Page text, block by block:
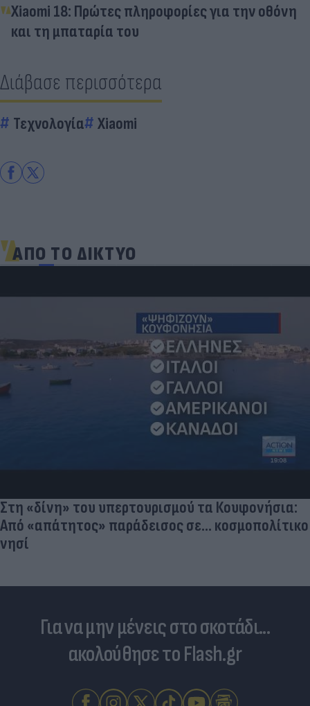
Xiaomi 18: Πρώτες πληροφορίες για την οθόνη
και τη μπαταρία του
Διάβασε περισσότερα
Τεχνολογία Xiaomi
ΑΠΟ ΤΟ ΔΙΚΤΥΟ
Στη «δίνη» του υπερτουρισμού τα Κουφονήσια:
Από «απάτητος» παράδεισος σε... κοσμοπολίτικο
νησί
Για να μην μένεις στο σκοτάδι...
ακολούθησε το Flash.gr